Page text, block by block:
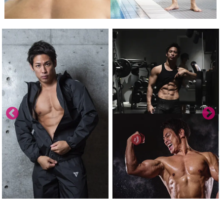
ディレクター・カメラマン
モデル募集
サービス説明
プライバシーポリシー お問い合わせ